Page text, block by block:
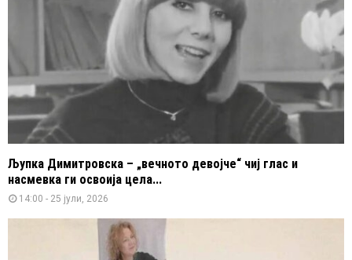
Љупка Димитровска – „вечното девојче“ чиј глас и
насмевка ги освоија цела...
14:00 - 25 јули, 2026